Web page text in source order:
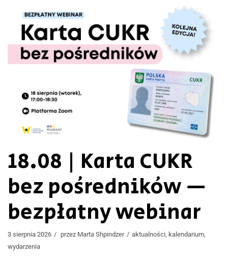
18.08 | Karta CUKR
bez pośredników —
bezpłatny webinar
3 sierpnia 2026 przez Marta Shpindzer aktualności kalendarium
wydarzenia